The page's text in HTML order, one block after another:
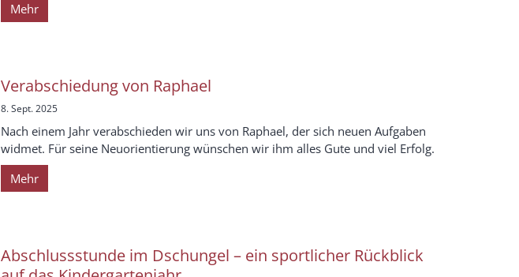
Mehr
Verabschiedung von Raphael
8. Sept. 2025
Nach einem Jahr verabschieden wir uns von Raphael, der sich neuen Aufgaben
widmet. Für seine Neuorientierung wünschen wir ihm alles Gute und viel Erfolg.
Mehr
Abschlussstunde im Dschungel – ein sportlicher Rückblick